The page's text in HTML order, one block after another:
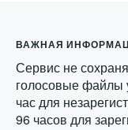
ВАЖНАЯ
Сервис не
голосовые файлы
час для
96 часов для